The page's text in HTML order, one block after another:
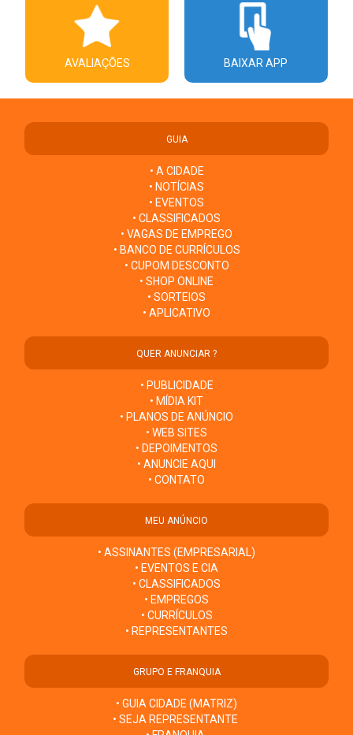
AVALIAÇÕES BAIXAR APP
GUIA
• A CIDADE
• NOTÍCIAS
• EVENTOS
• CLASSIFICADOS
• VAGAS DE EMPREGO
• BANCO DE CURRÍCULOS
• CUPOM DESCONTO
• SHOP ONLINE
• SORTEIOS
• APLICATIVO
QUER ANUNCIAR ?
• PUBLICIDADE
• MÍDIA KIT
• PLANOS DE ANÚNCIO
• WEB SITES
• DEPOIMENTOS
• ANUNCIE AQUI
• CONTATO
MEU ANÚNCIO
• ASSINANTES (EMPRESARIAL)
• EVENTOS E CIA
• CLASSIFICADOS
• EMPREGOS
• CURRÍCULOS
• REPRESENTANTES
GRUPO E FRANQUIA
• GUIA CIDADE (MATRIZ)
• SEJA REPRESENTANTE